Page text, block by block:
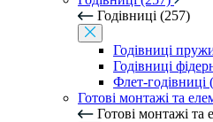
Годівниці (257)
Годівниці
Годівниці
Флет-годівниці
Готові монтажі та
Готові монтажі та